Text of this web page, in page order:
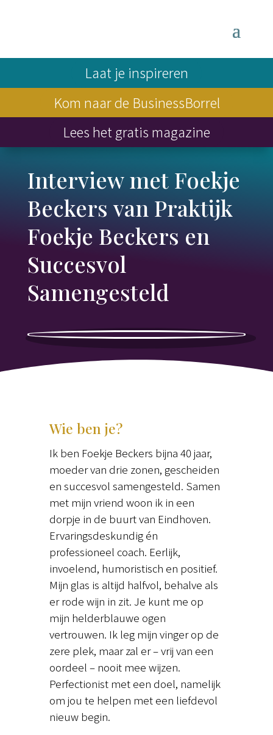
Laat je inspireren
Kom naar de BusinessBorrel
Lees het gratis magazine
Interview met Foekje
Beckers van Praktijk
Foekje Beckers en
Succesvol
Samengesteld
Wie ben je?
Ik ben Foekje Beckers bijna 40 jaar,
moeder van drie zonen, gescheiden
en succesvol samengesteld. Samen
met mijn vriend woon ik in een
dorpje in de buurt van Eindhoven.
Ervaringsdeskundig én
professioneel coach. Eerlijk,
invoelend, humoristisch en positief.
Mijn glas is altijd halfvol, behalve als
er rode wijn in zit. Je kunt me op
mijn helderblauwe ogen
vertrouwen. Ik leg mijn vinger op de
zere plek, maar zal er – vrij van een
oordeel – nooit mee wijzen.
Perfectionist met een doel, namelijk
om jou te helpen met een liefdevol
nieuw begin.